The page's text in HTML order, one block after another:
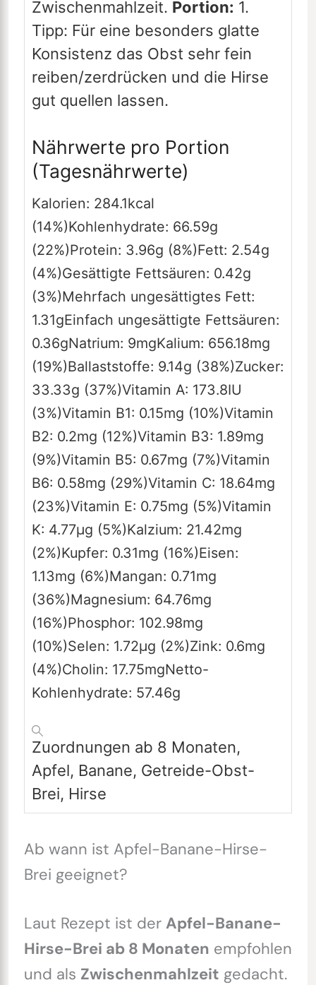
Zwischenmahlzeit. Portion: 1.
Tipp: Für eine besonders glatte
Konsistenz das Obst sehr fein
reiben/zerdrücken und die Hirse
gut quellen lassen.
Nährwerte pro Portion
(Tagesnährwerte)
Kalorien: 284.1kcal
(14%)Kohlenhydrate: 66.59g
(22%)Protein: 3.96g (8%)Fett: 2.54g
(4%)Gesättigte Fettsäuren: 0.42g
(3%)Mehrfach ungesättigtes Fett:
1.31gEinfach ungesättigte Fettsäuren:
0.36gNatrium: 9mgKalium: 656.18mg
(19%)Ballaststoffe: 9.14g (38%)Zucker:
33.33g (37%)Vitamin A: 173.8IU
(3%)Vitamin B1: 0.15mg (10%)Vitamin
B2: 0.2mg (12%)Vitamin B3: 1.89mg
(9%)Vitamin B5: 0.67mg (7%)Vitamin
B6: 0.58mg (29%)Vitamin C: 18.64mg
(23%)Vitamin E: 0.75mg (5%)Vitamin
K: 4.77µg (5%)Kalzium: 21.42mg
(2%)Kupfer: 0.31mg (16%)Eisen:
1.13mg (6%)Mangan: 0.71mg
(36%)Magnesium: 64.76mg
(16%)Phosphor: 102.98mg
(10%)Selen: 1.72µg (2%)Zink: 0.6mg
(4%)Cholin: 17.75mgNetto-
Kohlenhydrate: 57.46g
Zuordnungen ab 8 Monaten,
Apfel, Banane, Getreide-Obst-
Brei, Hirse
Ab wann ist Apfel-Banane-Hirse-
Brei geeignet?
Laut Rezept ist der Apfel-Banane-
Hirse-Brei ab 8 Monaten empfohlen
und als Zwischenmahlzeit gedacht.